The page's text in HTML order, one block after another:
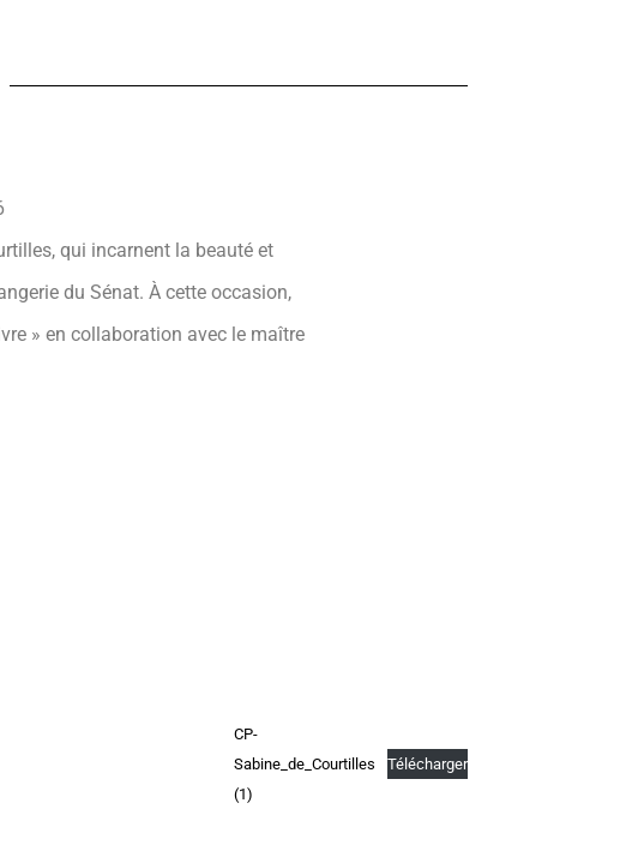
qui incarnent la beauté et
du Sénat. À cette occasion,
» en collaboration avec le maître
CP-
Sabine_de_Courtilles
(1)
Télécharger